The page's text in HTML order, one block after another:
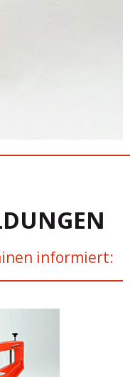
informiert: